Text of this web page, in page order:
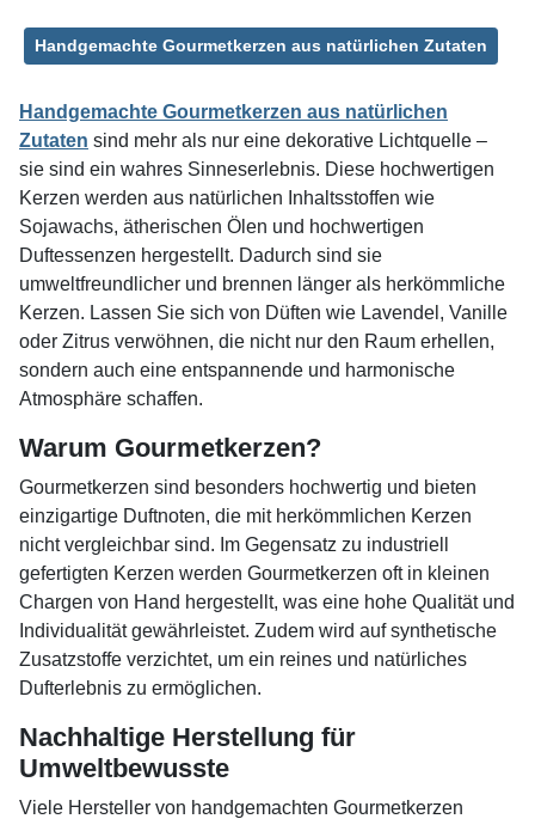
Handgemachte Gourmetkerzen aus natürlichen Zutaten
Handgemachte Gourmetkerzen aus natürlichen
Zutaten sind mehr als nur eine dekorative Lichtquelle –
sie sind ein wahres Sinneserlebnis. Diese hochwertigen
Kerzen werden aus natürlichen Inhaltsstoffen wie
Sojawachs, ätherischen Ölen und hochwertigen
Duftessenzen hergestellt. Dadurch sind sie
umweltfreundlicher und brennen länger als herkömmliche
Kerzen. Lassen Sie sich von Düften wie Lavendel, Vanille
oder Zitrus verwöhnen, die nicht nur den Raum erhellen,
sondern auch eine entspannende und harmonische
Atmosphäre schaffen.
Warum Gourmetkerzen?
Gourmetkerzen sind besonders hochwertig und bieten
einzigartige Duftnoten, die mit herkömmlichen Kerzen
nicht vergleichbar sind. Im Gegensatz zu industriell
gefertigten Kerzen werden Gourmetkerzen oft in kleinen
Chargen von Hand hergestellt, was eine hohe Qualität und
Individualität gewährleistet. Zudem wird auf synthetische
Zusatzstoffe verzichtet, um ein reines und natürliches
Dufterlebnis zu ermöglichen.
Nachhaltige Herstellung für
Umweltbewusste
Viele Hersteller von handgemachten Gourmetkerzen